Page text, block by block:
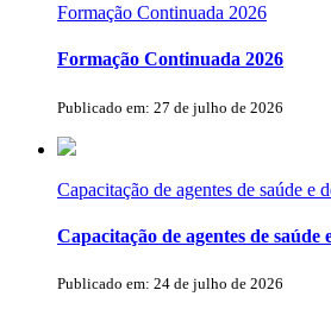
Formação Continuada 2026
Formação Continuada 2026
Publicado em: 27 de julho de 2026
Capacitação de agentes de saúde e
Capacitação de agentes de saúde
Publicado em: 24 de julho de 2026